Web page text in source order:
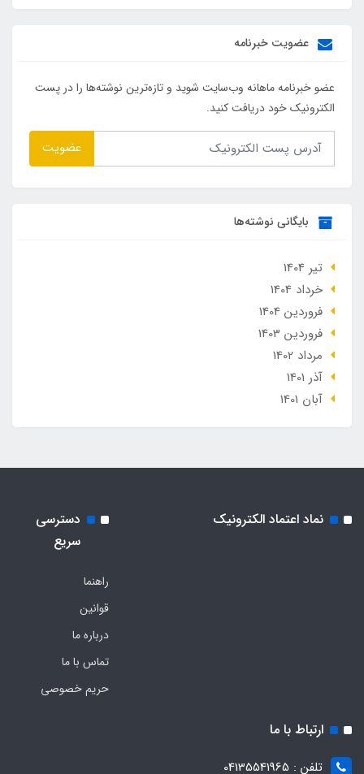
عضویت خبرنامه
عضو خبرنامه ماهانه وب‌سایت شوید و تازه‌ترین نوشته‌ها را در پست
الکترونیک خود دریافت کنید.
عضویت
بایگانی نوشته‌ها
تير 1404
خرداد 1404
فروردین 1404
فروردین 1403
مرداد 1402
آذر 1401
آبان 1401
نماد اعتماد الکترونیک
دسترسی
سریع
راهنما
قوانین
درباره ما
تماس با ما
حریم خصوصی
ارتباط با ما
تلفن : 04135541965